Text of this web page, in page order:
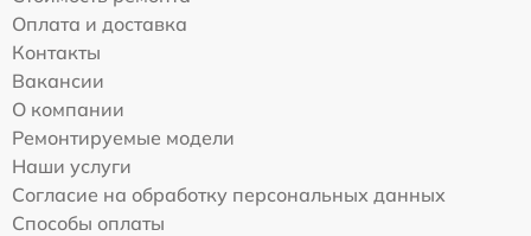
Оплата и доставка
Контакты
Вакансии
О компании
Ремонтируемые модели
Наши услуги
Согласие на обработку персональных данных
Способы оплаты